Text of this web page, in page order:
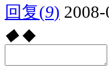
回复(9)
◆ ◆